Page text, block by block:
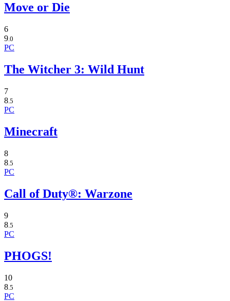
Move or Die
6
9.0
PC
The Witcher 3: Wild Hunt
7
8.5
PC
Minecraft
8
8 .5
PC
Call of Duty®: Warzone
9
8 .5
PC
PHOGS!
10
8 .5
PC